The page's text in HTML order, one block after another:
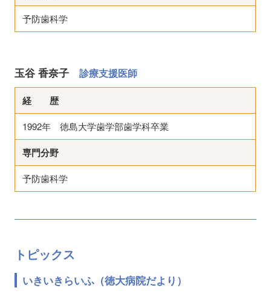
予防歯科学
玉谷 香奈子診療支援医師
経 歴
1992年 徳島大学歯学部歯学科卒業
専門分野
予防歯科学
トピックス
いきいきらいふ（徳大病院だより）